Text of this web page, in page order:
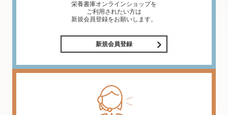
栄養書庫オンラインショップを
ご利用されたい方は
新規会員登録をお願いします。
新規会員登録